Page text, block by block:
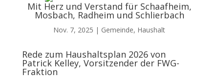
Mit Herz und Verstand für Schaafheim,
Mosbach, Radheim und Schlierbach
Nov. 7, 2025 | Gemeinde, Haushalt
Rede zum Haushaltsplan 2026 von
Patrick Kelley, Vorsitzender der FWG-
Fraktion